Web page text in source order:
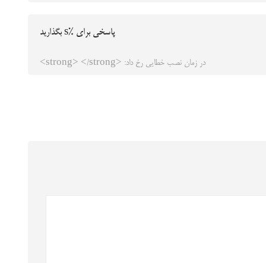
پاسخی برای %s بگذارید
در زمان نصب خطایی رخ داد: <strong> </strong>